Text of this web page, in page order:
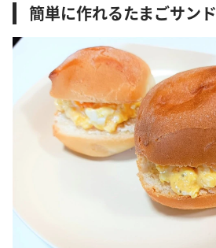
簡単に作れるたまごサンド